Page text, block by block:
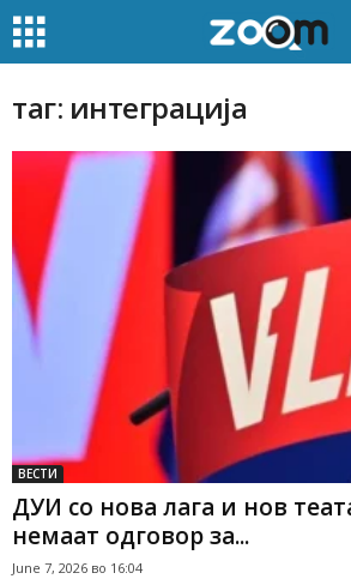
таг: интеграција
ВЕСТИ
ДУИ со нова лага и нов
немаат одговор за...
June 7, 2026 во 16:04